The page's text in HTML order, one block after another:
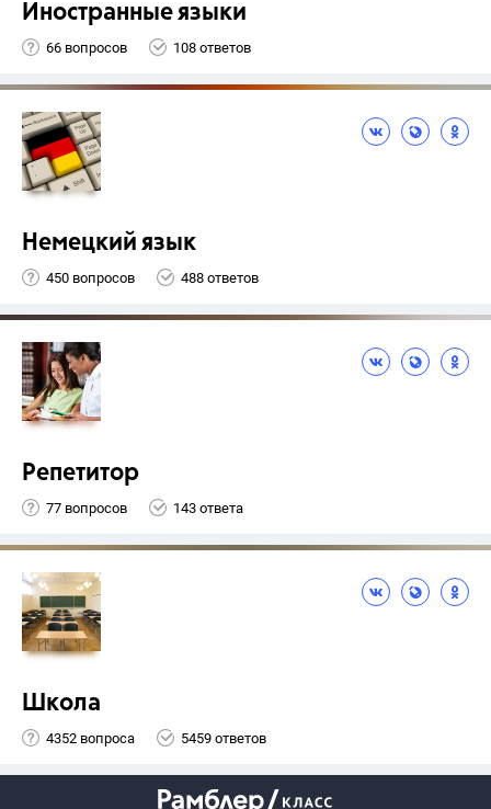
Иностранные языки
66 вопросов 108 ответов
Немецкий язык
450 вопросов 488 ответов
Репетитор
77 вопросов 143 ответа
Школа
4352 вопроса 5459 ответов